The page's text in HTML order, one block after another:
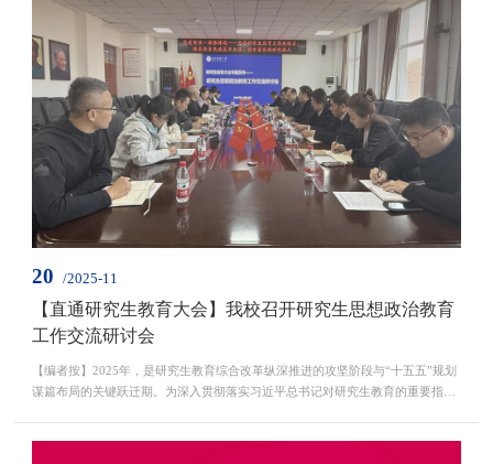
友工作研讨会。参会人员共同观看了《忆鉴过往，启...
20 /2025-11
【直通研究生教育大会】我校召开研究生思想政治教育
工作交流研讨会
【编者按】2025年，是研究生教育综合改革纵深推进的攻坚阶段与“十五五”规划
谋篇布局的关键跃迁期。为深入贯彻落实习近平总书记对研究生教育的重要指示